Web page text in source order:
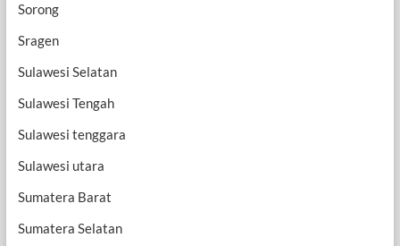
Sorong
Sragen
Sulawesi Selatan
Sulawesi Tengah
Sulawesi tenggara
Sulawesi utara
Sumatera Barat
Sumatera Selatan